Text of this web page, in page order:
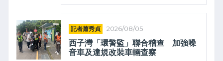
記者蕭秀貞 2026/08/05
西子灣「環警監」聯合稽查 加強噪
音車及違規改裝車輛查察